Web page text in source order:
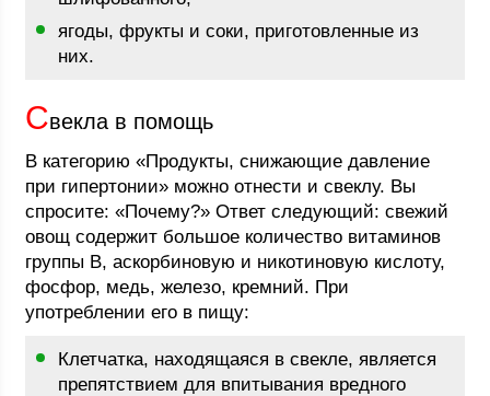
ягоды, фрукты и соки, приготовленные из
них.
Свекла в помощь
В категорию «Продукты, снижающие давление
при гипертонии» можно отнести и свеклу. Вы
спросите: «Почему?» Ответ следующий: свежий
овощ содержит большое количество витаминов
группы B, аскорбиновую и никотиновую кислоту,
фосфор, медь, железо, кремний. При
употреблении его в пищу:
Клетчатка, находящаяся в свекле, является
препятствием для впитывания вредного